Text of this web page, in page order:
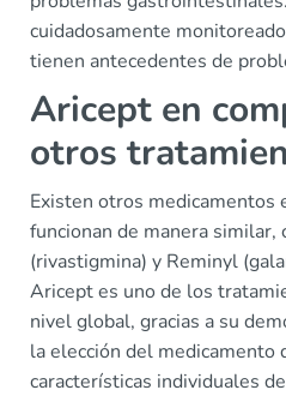
cuidadosamente
tienen antecedentes de
Aricept en
otros
Existen otros medicamentos
funcionan de manera similar,
(rivastigmina) y Reminyl
Aricept es uno de los
nivel global, gracias a su
la elección del medicamento
características individuales